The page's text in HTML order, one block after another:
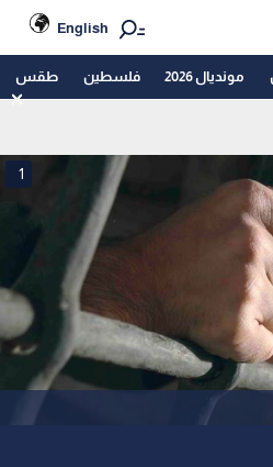
English
مونديال 2026 فلسطين طقس
1